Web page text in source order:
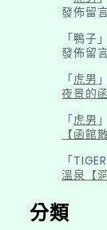
發佈留
「鴨子
發佈留
「虎男
夜景的函
「虎男
【函館
「
溫泉【
分類